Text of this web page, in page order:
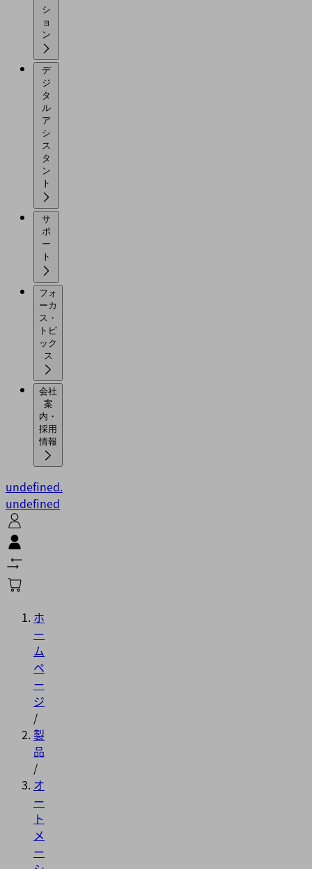
シ
ョ
デ
ジ
タ
ル
ア
シ
ス
タ
ン
サ
ポ
ー
フォ
ーカ
ス・
トピ
ック
会社
案
内・
採用
情報
undefined.
undefined
ホ
ー
ム
ペ
ー
ジ
/
製
品
/
オ
ー
ト
メ
ー